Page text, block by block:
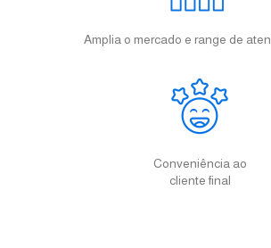
Amplia o mercado e range de
Conveniência ao
cliente final